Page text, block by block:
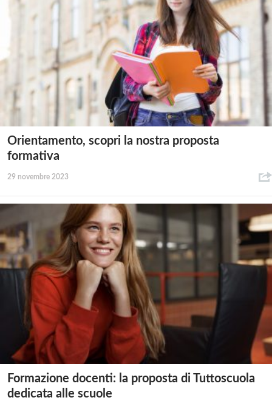
Orientamento, scopri la nostra proposta
formativa
29 novembre 2023
Formazione docenti: la proposta di Tuttoscuola
dedicata alle scuole